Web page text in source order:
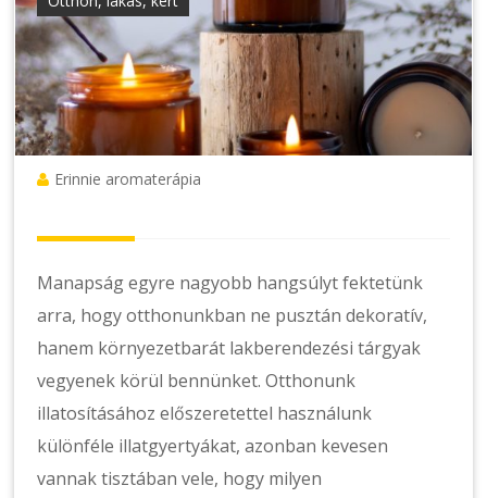
Erinnie aromaterápia
Manapság egyre nagyobb hangsúlyt fektetünk
arra, hogy otthonunkban ne pusztán dekoratív,
hanem környezetbarát lakberendezési tárgyak
vegyenek körül bennünket. Otthonunk
illatosításához előszeretettel használunk
különféle illatgyertyákat, azonban kevesen
vannak tisztában vele, hogy milyen